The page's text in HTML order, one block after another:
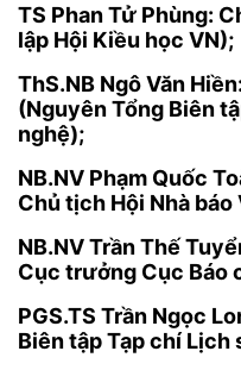
TS Phan Tử Phùng:
lập Hội Kiều học VN);
ThS.NB Ngô Văn
(Nguyên Tổng Biên
nghệ);
NB.NV Phạm Quốc
Chủ tịch Hội Nhà báo
NB.NV Trần Thế
Cục trưởng Cục Báo
PGS.TS Trần Ngọc
Biên tập Tạp chí Lịch